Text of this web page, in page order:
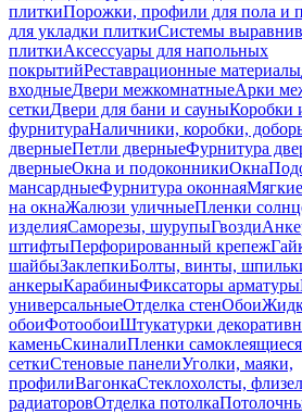
плиткиПорожки, профили для пола и
для укладки плиткиСистемы
плиткиАксессуары для напольных
покрытийРеставрационные материалы
входныеДвери межкомнатныеАрки
сеткиДвери для бани и сауныКоробки
фурнитураНаличники, коробки,
дверныеПетли дверныеФурнитура
дверныеОкна и подоконникиОкна
мансардныеФурнитура оконная
на окнаЖалюзи уличныеПленки
изделияСаморезы, шурупыГвозди
штифтыПерфорированный крепеж
шайбыЗаклепкиБолты, винты,
анкерыКарабиныФиксаторы арматуры
универсальныеОтделка стенОбои
обоиФотообоиШтукатурки
каменьСкиналиПленки самоклеящиеся
сеткиСтеновые панелиУголки, маяки,
профилиВагонкаСтеклохолсты,
радиаторовОтделка потолка